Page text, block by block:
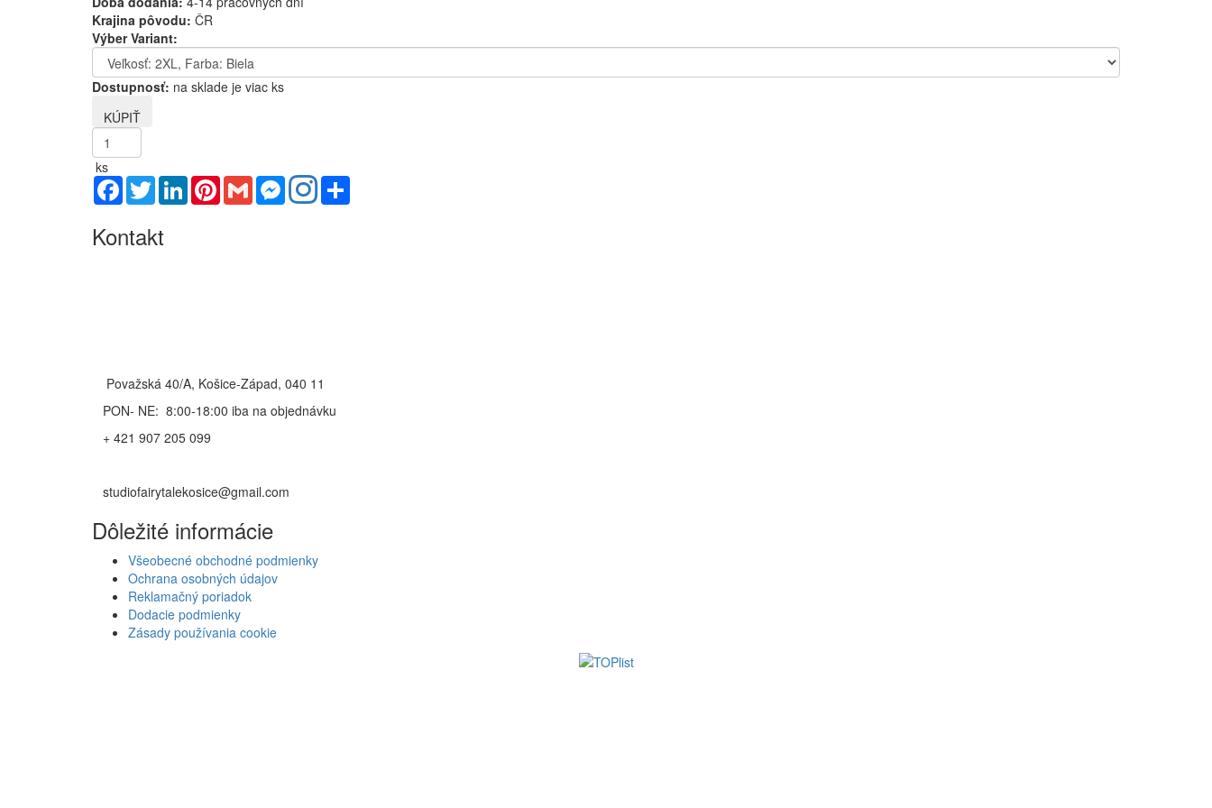
Krajina pôvodu: ČR
Výber Variant:
Dostupnosť: na sklade je viac ks
ks
Facebook
TwitterLinkedInPinterestGmail Messenger
Kontakt
Považská 40/A, Košice-Západ, 040 11
PON- NE: 8:00-18:00 iba na objednávku
+ 421 907 205 099
studiofairytalekosice@gmail.com
Dôležité informácie
Všeobecné obchodné podmienky
Ochrana osobných údajov
Reklamačný poriadok
Dodacie podmienky
Zásady používania cookie